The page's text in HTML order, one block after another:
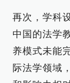
再次，学科
中国的法学
养模式未能
际法学领域